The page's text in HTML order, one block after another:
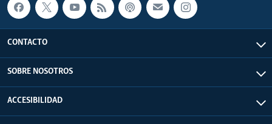
CONTACTO
SOBRE NOSOTROS
ACCESIBILIDAD